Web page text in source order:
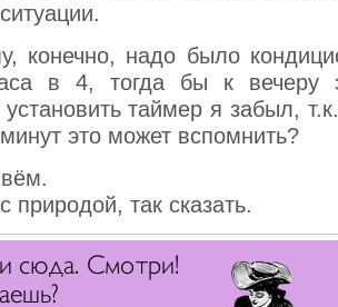
конечно, надо было
в 4, тогда бы к
таймер я забыл,
это может вспомнить?
природой, так сказать.